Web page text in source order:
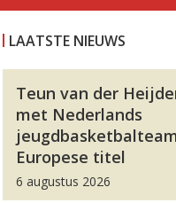
LAATSTE NIEUWS
Teun van der
met Nederlands
Europese titel
6 augustus 2026